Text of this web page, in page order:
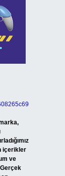
içerikler
ve